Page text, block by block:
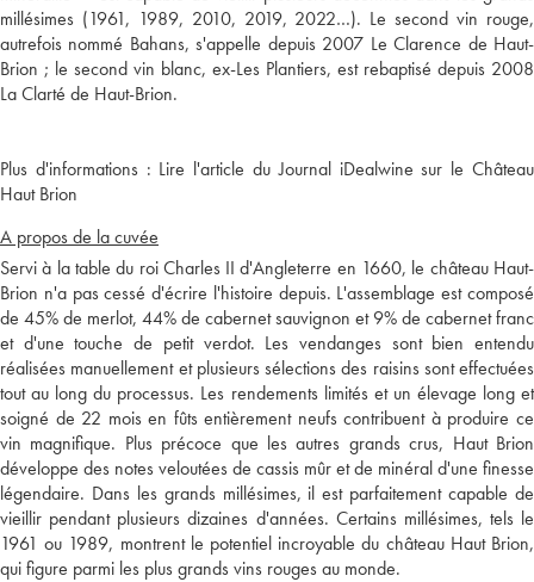
millésimes (1961, 1989, 2010, 2019, 2022…). Le second vin rouge,
autrefois nommé Bahans, s'appelle depuis 2007 Le Clarence de Haut-
Brion ; le second vin blanc, ex-Les Plantiers, est rebaptisé depuis 2008
Plus d'informations : Lire l'article du Journal iDealwine sur le Château
Haut Brion
A propos de la cuvée
Servi à la table du roi Charles II d'Angleterre en 1660, le château Haut-
Brion n'a pas cessé d'écrire l'histoire depuis. L'assemblage est composé
de 45% de merlot, 44% de cabernet sauvignon et 9% de cabernet franc
et d'une touche de petit verdot. Les vendanges sont bien entendu
réalisées manuellement et plusieurs sélections des raisins sont effectuées
tout au long du processus. Les rendements limités et un élevage long et
soigné de 22 mois en fûts entièrement neufs contribuent à produire ce
vin magnifique. Plus précoce que les autres grands crus, Haut Brion
développe des notes veloutées de cassis mûr et de minéral d'une finesse
légendaire. Dans les grands millésimes, il est parfaitement capable de
vieillir pendant plusieurs dizaines d'années. Certains millésimes, tels le
1961 ou 1989, montrent le potentiel incroyable du château Haut Brion,
qui figure parmi les plus grands vins rouges au monde.